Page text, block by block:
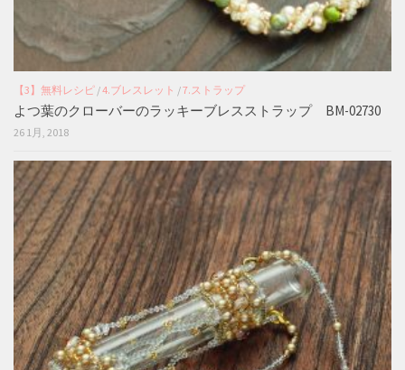
【3】無料レシピ /4.ブレスレット /7.ストラップ
よつ葉のクローバーのラッキーブレスストラップ BM-02730
26 1月, 2018